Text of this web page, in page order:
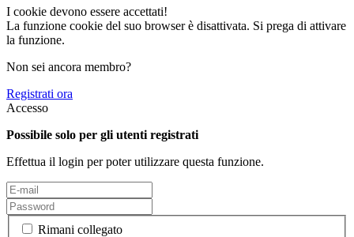
I cookie devono essere accettati!
La funzione cookie del suo browser è disattivata. Si prega di attivare
la funzione.
Non sei ancora membro?
Registrati ora
Accesso
Possibile solo per gli utenti registrati
Effettua il login per poter utilizzare questa funzione.
Rimani collegato